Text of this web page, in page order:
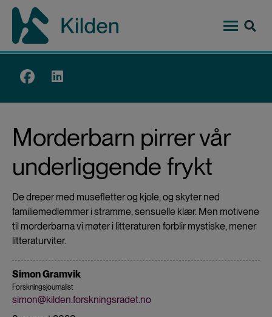
Hopp
hovedinnhold
Top
Morderbarn pirrer vår
underliggende frykt
De dreper med musefletter og kjole, og skyter ned
familiemedlemmer i stramme, sensuelle klær. Men motivene
til morderbarna vi møter i litteraturen forblir mystiske, mener
litteraturviter.
Simon Gramvik
Forskningsjournalist
simon@kilden.forskningsradet.no